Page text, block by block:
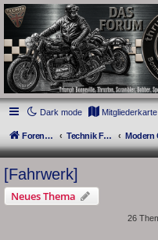
thruxton-
DAS FORUM! Alles rund um die
die New Bonneville Baureihen
Scrambler, Bobber, Speed Twin,
und Speedmaster.
Dark mode
Mitgliederkarte
Foren-Übersicht Technik Forum
[Fahrwerk]
Neues Thema
26